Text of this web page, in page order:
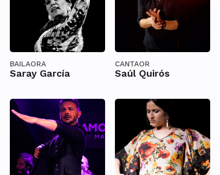
BAILAORA
Saray García
CANTAOR
Saúl Quirós